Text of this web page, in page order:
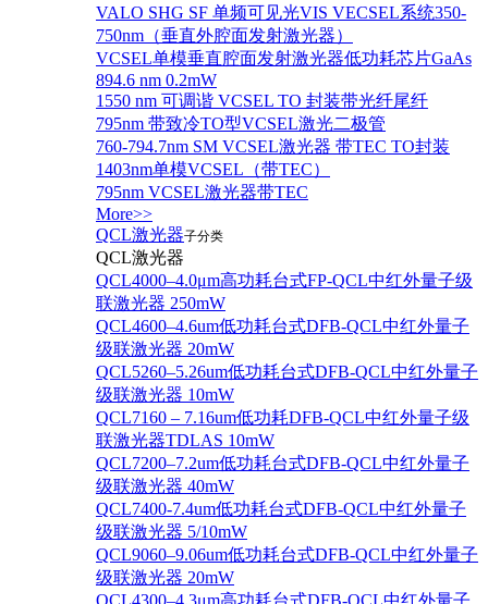
VALO SHG SF 单频可见光VIS VECSEL系统350-
750nm（垂直外腔面发射激光器）
VCSEL单模垂直腔面发射激光器低功耗芯片GaAs
894.6 nm 0.2mW
1550 nm 可调谐 VCSEL TO 封装带光纤尾纤
795nm 带致冷TO型VCSEL激光二极管
760-794.7nm SM VCSEL激光器 带TEC TO封装
1403nm单模VCSEL（带TEC）
795nm VCSEL激光器带TEC
More>>
QCL激光器子分类
QCL激光器
QCL4000–4.0μm高功耗台式FP-QCL中红外量子级
联激光器 250mW
QCL4600–4.6um低功耗台式DFB-QCL中红外量子
级联激光器 20mW
QCL5260–5.26um低功耗台式DFB-QCL中红外量子
级联激光器 10mW
QCL7160 – 7.16um低功耗DFB-QCL中红外量子级
联激光器TDLAS 10mW
QCL7200–7.2um低功耗台式DFB-QCL中红外量子
级联激光器 40mW
QCL7400-7.4um低功耗台式DFB-QCL中红外量子
级联激光器 5/10mW
QCL9060–9.06um低功耗台式DFB-QCL中红外量子
级联激光器 20mW
QCL4300–4.3μm高功耗台式DFB-QCL中红外量子